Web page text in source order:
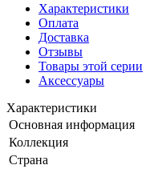
Характеристики
Оплата
Доставка
Отзывы
Товары этой серии
Аксессуары
Характеристики
Основная информация
Коллекция
Страна